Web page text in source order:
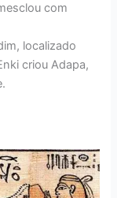
com
localizado
criou Adapa,